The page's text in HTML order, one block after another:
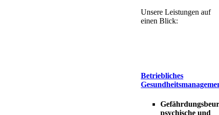
Unsere Leistungen auf
einen Blick:
Betriebliches
psychische und